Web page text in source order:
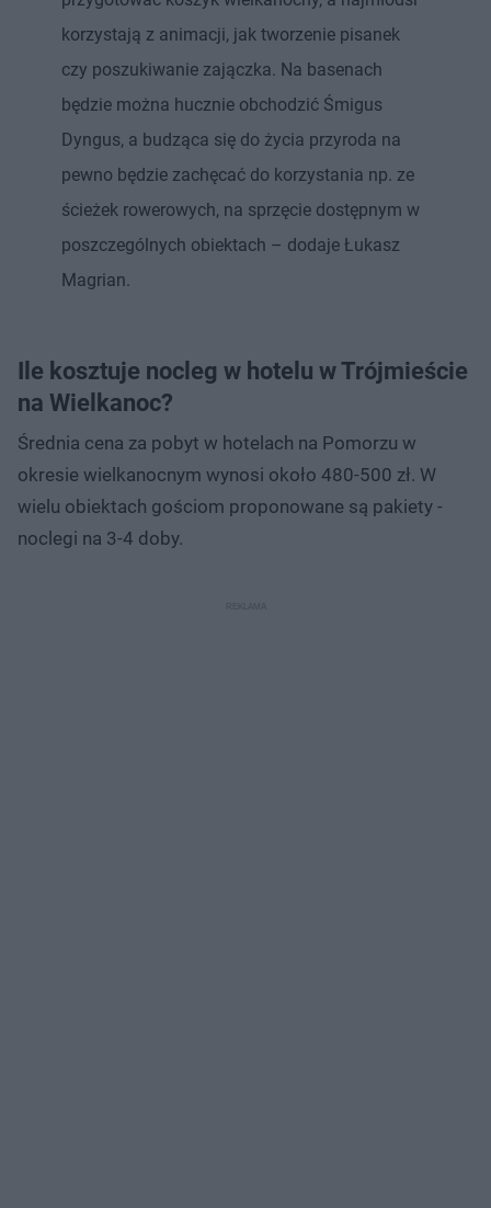
korzystają z animacji, jak tworzenie pisanek
czy poszukiwanie zajączka. Na basenach
będzie można hucznie obchodzić Śmigus
Dyngus, a budząca się do życia przyroda na
pewno będzie zachęcać do korzystania np. ze
ścieżek rowerowych, na sprzęcie dostępnym w
poszczególnych obiektach – dodaje Łukasz
Magrian.
Ile kosztuje nocleg w hotelu w Trójmieście
na Wielkanoc?
Średnia cena za pobyt w hotelach na Pomorzu w
okresie wielkanocnym wynosi około 480-500 zł. W
wielu obiektach gościom proponowane są pakiety -
noclegi na 3-4 doby.